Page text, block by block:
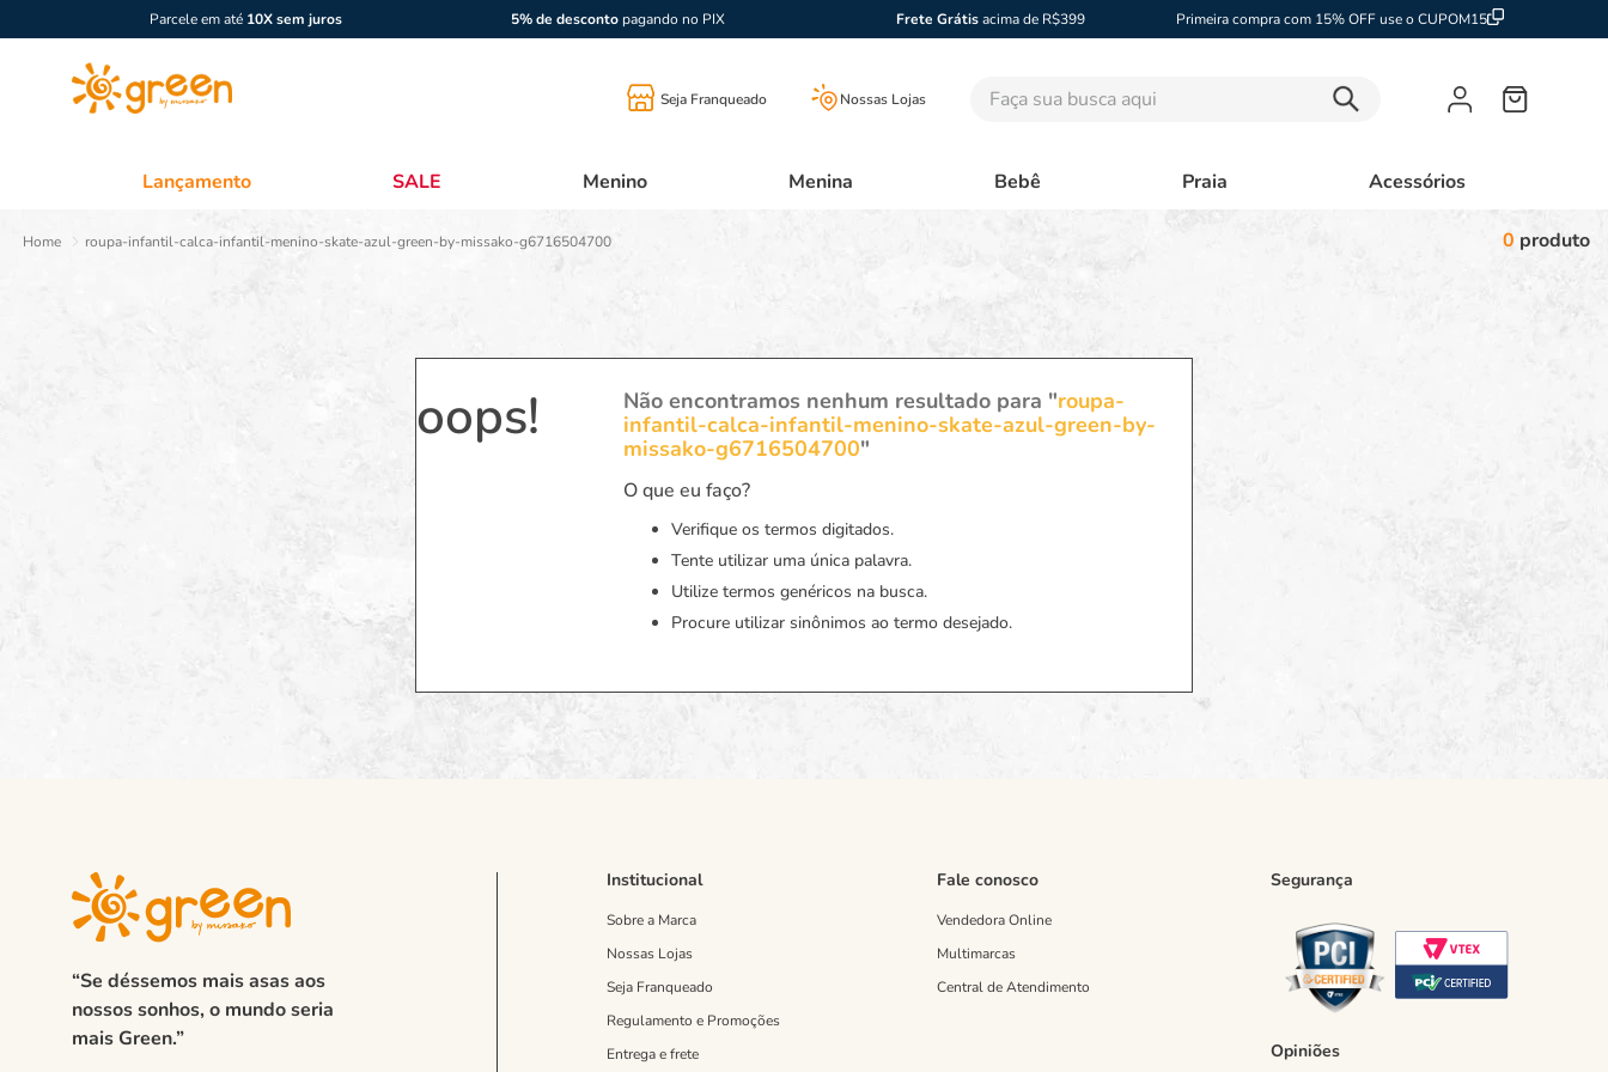
Parcele em até 10X sem juros 5% de descontopagando no PIX Frete Grátisacima de R$399 Primeira compra com 15% OFF use o CUPOM15
Seja Franqueado Nossas Lojas Faça sua busca aqui
Lançamento SALE Menino Menina Bebê Praia Acessórios
roupa-infantil-calca-infantil-menino-skate-azul-green-by-missako-g6716504700 0 produto
oops! Não encontramos nenhum resultado para "roupa-
infantil-calca-infantil-menino-skate-azul-green-by-
missako-g6716504700"
O que eu faço?
Verifique os termos digitados.
Tente utilizar uma única palavra.
Utilize termos genéricos na busca.
Procure utilizar sinônimos ao termo desejado.
“Se déssemos mais asas aos
nossos sonhos, o mundo seria
mais Green.”
Institucional
Sobre a Marca
Nossas Lojas
Seja Franqueado
Regulamento e Promoções
Entrega e frete
Fale conosco
Vendedora Online
Multimarcas
Central de Atendimento
Segurança
Opiniões